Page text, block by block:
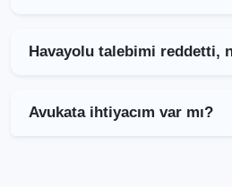
Havayolu talebimi reddetti,
Avukata ihtiyacım var mı?